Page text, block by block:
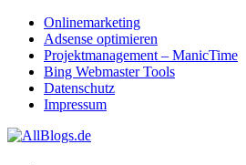
Onlinemarketing
Adsense optimieren
Projektmanagement – ManicTime
Bing Webmaster Tools
Datenschutz
Impressum